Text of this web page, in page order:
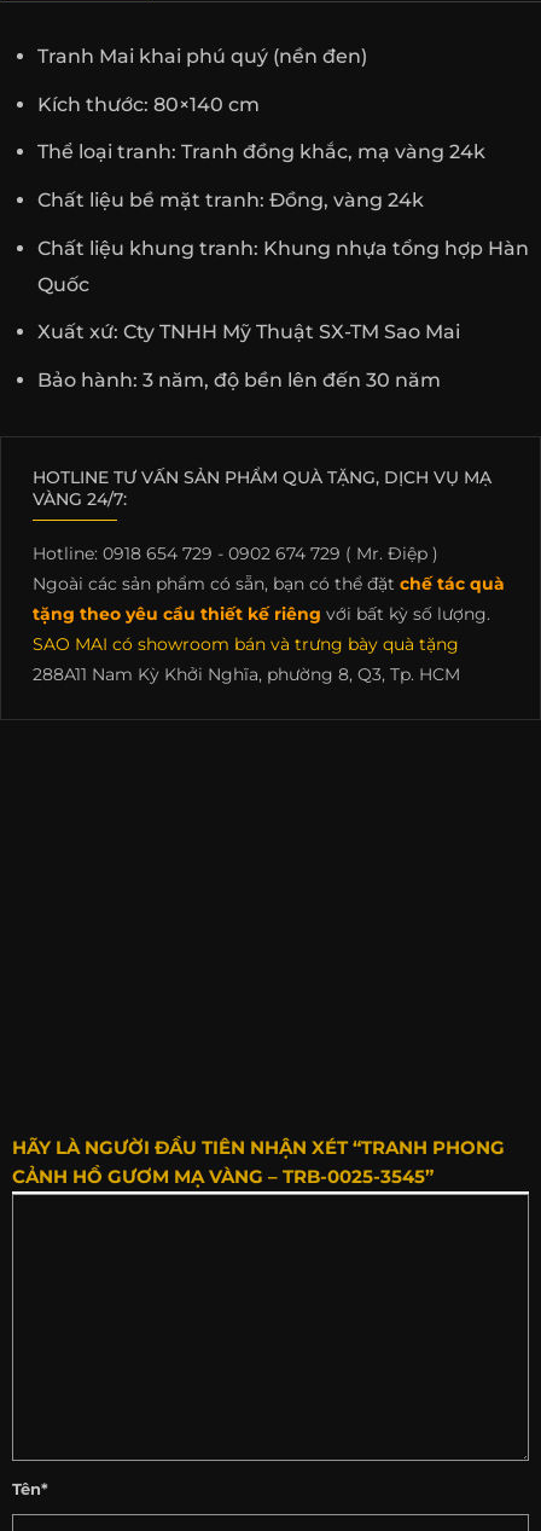
Tranh Mai khai phú quý (nền đen)
Kích thước: 80×140 cm
Thể loại tranh: Tranh đồng khắc, mạ vàng 24k
Chất liệu bề mặt tranh: Đồng, vàng 24k
Chất liệu khung tranh: Khung nhựa tổng hợp Hàn
Quốc
Xuất xứ: Cty TNHH Mỹ Thuật SX-TM Sao Mai
Bảo hành: 3 năm, độ bền lên đến 30 năm
HOTLINE TƯ VẤN SẢN PHẨM QUÀ TẶNG, DỊCH VỤ MẠ
VÀNG 24/7:
Hotline: 0918 654 729 - 0902 674 729 ( Mr. Điệp )
Ngoài các sản phẩm có sẵn, bạn có thể đặt chế tác quà
tặng theo yêu cầu thiết kế riêng với bất kỳ số lượng.
SAO MAI có showroom bán và trưng bày quà tặng
288A11 Nam Kỳ Khởi Nghĩa, phường 8, Q3, Tp. HCM
HÃY LÀ NGƯỜI ĐẦU TIÊN NHẬN XÉT “TRANH PHONG
CẢNH HỒ GƯƠM MẠ VÀNG – TRB-0025-3545”
Tên*